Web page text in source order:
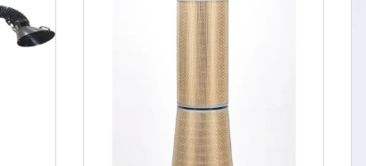
(100-1200m3/min)